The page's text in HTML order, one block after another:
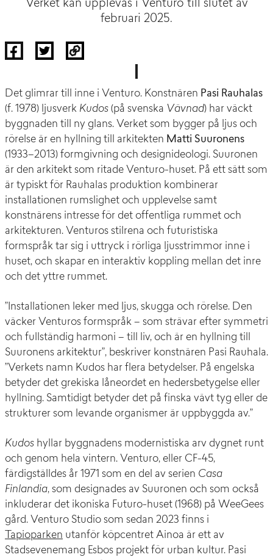
Verket kan upplevas i Venturo till slutet av
februari 2025.
Det glimrar till inne i Venturo. Konstnären Pasi Rauhalas
(f. 1978) ljusverk Kudos (på svenska Vävnad) har väckt
byggnaden till ny glans. Verket som bygger på ljus och
rörelse är en hyllning till arkitekten Matti Suuronens
(1933–2013) formgivning och designideologi. Suuronen
är den arkitekt som ritade Venturo-huset. På ett sätt som
är typiskt för Rauhalas produktion kombinerar
installationen rumslighet och upplevelse samt
konstnärens intresse för det offentliga rummet och
arkitekturen. Venturos stilrena och futuristiska
formspråk tar sig i uttryck i rörliga ljusstrimmor inne i
huset, och skapar en interaktiv koppling mellan det inre
och det yttre rummet.
”Installationen leker med ljus, skugga och rörelse. Den
väcker Venturos formspråk – som strävar efter symmetri
och fullständig harmoni – till liv, och är en hyllning till
Suuronens arkitektur”, beskriver konstnären Pasi Rauhala.
”Verkets namn Kudos har flera betydelser. På engelska
betyder det grekiska låneordet en hedersbetygelse eller
hyllning. Samtidigt betyder det på finska vävt tyg eller de
strukturer som levande organismer är uppbyggda av.”
Kudos hyllar byggnadens modernistiska arv dygnet runt
och genom hela vintern. Venturo, eller CF-45,
färdigställdes år 1971 som en del av serien Casa
Finlandia, som designades av Suuronen och som också
inkluderar det ikoniska Futuro-huset (1968) på WeeGees
gård. Venturo Studio som sedan 2023 finns i
Tapioparken utanför köpcentret Ainoa är ett av
Stadsevenemang Esbos projekt för urban kultur. Pasi